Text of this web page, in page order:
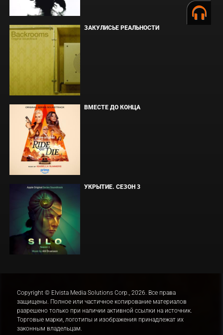
ЗАКУЛИСЬЕ РЕАЛЬНОСТИ
ВМЕСТЕ ДО КОНЦА
УКРЫТИЕ. СЕЗОН 3
Copyright © Elvista Media Solutions Corp., 2026. Все права
защищены. Полное или частичное копирование материалов
разрешено только при наличии активной ссылки на источник.
Торговые марки, логотипы и изображения принадлежат их
законным владельцам.